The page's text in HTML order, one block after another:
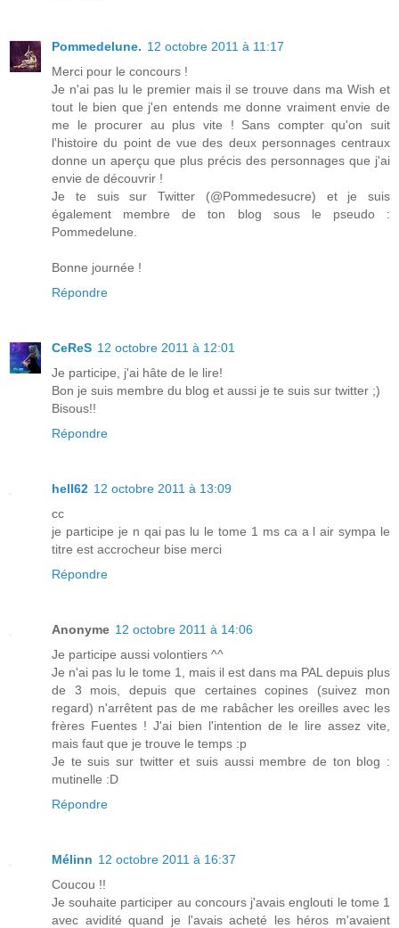
Pommedelune. 12 octobre 2011 à 11:17
Merci pour le concours !
Je n'ai pas lu le premier mais il se trouve dans ma Wish et
tout le bien que j'en entends me donne vraiment envie de
me le procurer au plus vite ! Sans compter qu'on suit
l'histoire du point de vue des deux personnages centraux
donne un aperçu que plus précis des personnages que j'ai
envie de découvrir !
Je te suis sur Twitter (@Pommedesucre) et je suis
également membre de ton blog sous le pseudo :
Pommedelune.
Bonne journée !
Répondre
CeReS 12 octobre 2011 à 12:01
Je participe, j'ai hâte de le lire!
Bon je suis membre du blog et aussi je te suis sur twitter ;)
Bisous!!
Répondre
hell62 12 octobre 2011 à 13:09
cc
je participe je n qai pas lu le tome 1 ms ca a l air sympa le
titre est accrocheur bise merci
Répondre
Anonyme 12 octobre 2011 à 14:06
Je participe aussi volontiers ^^
Je n'ai pas lu le tome 1, mais il est dans ma PAL depuis plus
de 3 mois, depuis que certaines copines (suivez mon
regard) n'arrêtent pas de me rabâcher les oreilles avec les
frères Fuentes ! J'ai bien l'intention de le lire assez vite,
mais faut que je trouve le temps :p
Je te suis sur twitter et suis aussi membre de ton blog :
mutinelle :D
Répondre
Mélinn 12 octobre 2011 à 16:37
Coucou !!
Je souhaite participer au concours j'avais englouti le tome 1
avec avidité quand je l'avais acheté les héros m'avaient